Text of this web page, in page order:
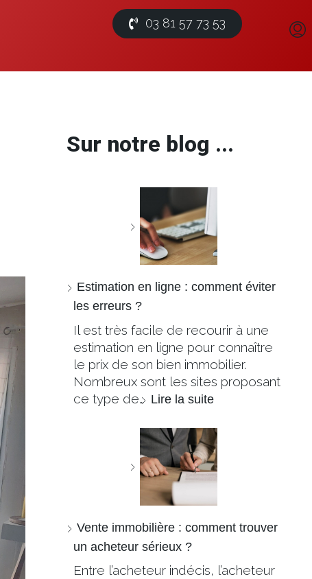
03 81 57 73 53
Sur notre blog ...
Estimation en ligne : comment éviter
les erreurs ?
Il est très facile de recourir à une
estimation en ligne pour connaître
le prix de son bien immobilier.
Nombreux sont les sites proposant
ce type de… Lire la suite
Vente immobilière : comment trouver
un acheteur sérieux ?
Entre l’acheteur indécis, l’acheteur